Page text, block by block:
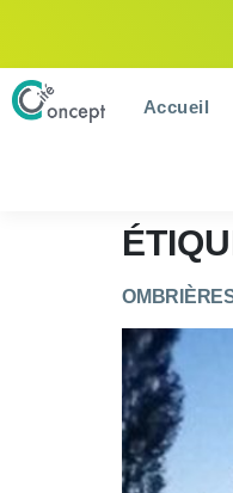
Accueil